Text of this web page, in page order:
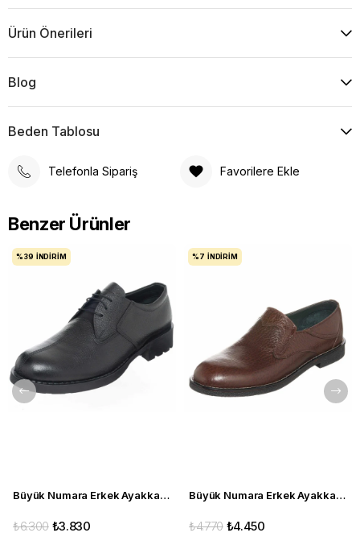
Ürün Önerileri
Blog
Beden Tablosu
Telefonla Sipariş Favorilere Ekle
Benzer Ürünler
Büyük Numara Erkek Ayakkabı S946 Siyah Deri
₺3.830
₺6.300
%39 İNDIRIM
Büyük Numara Erkek Ayakkabı CS941 Kahve
₺4.450
₺4.770
%7 İNDIRIM